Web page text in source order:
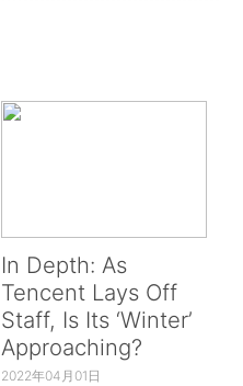
In Depth: As
Tencent Lays Off
Staff, Is Its ‘Winter’
Approaching?
2022年04月01日